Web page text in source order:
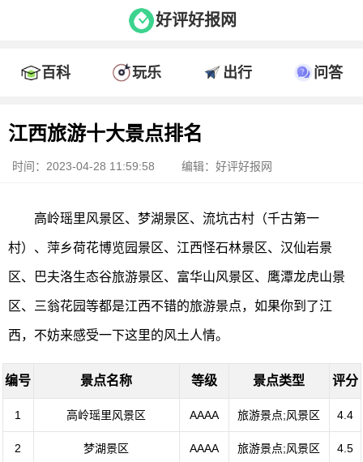
好评好报网
百科 玩乐 出行 问答
江西旅游十大景点排名
时间：2023-04-28 11:59:58 编辑：好评好报网
高岭瑶里风景区、梦湖景区、流坑古村（千古第一
村）、萍乡荷花博览园景区、江西怪石林景区、汉仙岩景
区、巴夫洛生态谷旅游景区、富华山风景区、鹰潭龙虎山景
区、三翁花园等都是江西不错的旅游景点，如果你到了江
西，不妨来感受一下这里的风土人情。
编号 景点名称 等级 景点类型 评分
1 高岭瑶里风景区 AAAA 旅游景点;风景区 4.4
2 梦湖景区 AAAA 旅游景点;风景区 4.5